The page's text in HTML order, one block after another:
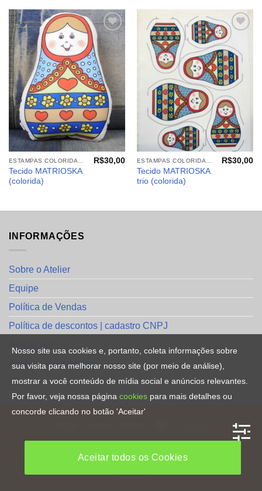
Adicionar
aos
meus
desejos
Tecido MATRIOSKA
(colorida)
R$30,00
Adicionar
aos
meus
desejos
Tecido MATRIOSKA
trio (colorida)
R$30,00
INFORMAÇÕES
Sobre o Atelier
Equipe
Política de Vendas
Política de descontos | cadastro CNPJ
Avalie a sua compra
Contato
Copyright [2023] ©Direitos Reservados. By
Familia
Nosso site usa cookies e, portanto, coleta informações sobre
sua visita para melhorar nosso site (por meio de análise),
mostrar a você conteúdo de mídia social e anúncios relevantes.
Por favor, veja nossa página cookies para mais detalhes ou
concorde clicando no botão 'Aceitar'
Aceitar todos os Cookies